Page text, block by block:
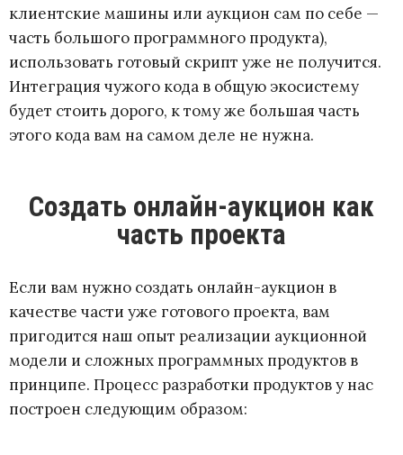
клиентские машины или аукцион сам по себе —
часть большого программного продукта),
использовать готовый скрипт уже не получится.
Интеграция чужого кода в общую экосистему
будет стоить дорого, к тому же большая часть
этого кода вам на самом деле не нужна.
Создать онлайн-аукцион как
часть проекта
Если вам нужно создать онлайн-аукцион в
качестве части уже готового проекта, вам
пригодится наш опыт реализации аукционной
модели и сложных программных продуктов в
принципе. Процесс разработки продуктов у нас
построен следующим образом: